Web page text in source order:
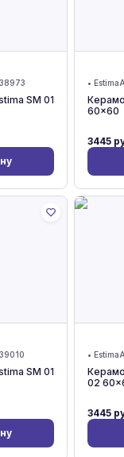
SM 01
• Estima
60x60
3445
SM 01
• Estima
02
3445